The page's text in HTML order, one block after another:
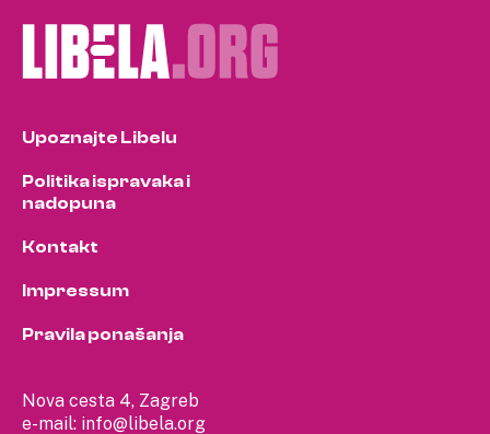
Nova cesta 4, Zagreb
e-mail: info@libela.org
Upoznajte Libelu
Politika ispravaka i
nadopuna
Kontakt
Impressum
Pravila ponašanja